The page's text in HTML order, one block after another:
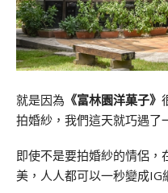
就是因為 《富林園洋菓子》
拍婚紗，我們這天就巧遇了
即使不是要拍婚紗的情侶，
美，人人都可以一秒變成IG